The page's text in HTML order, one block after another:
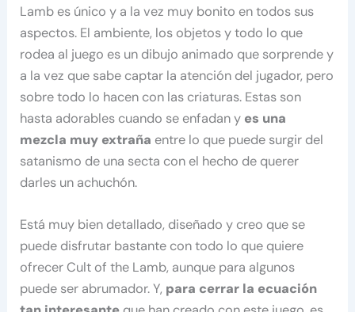
Lamb es único y a la vez muy bonito en todos sus
aspectos. El ambiente, los objetos y todo lo que
rodea al juego es un dibujo animado que sorprende y
a la vez que sabe captar la atención del jugador, pero
sobre todo lo hacen con las criaturas. Estas son
hasta adorables cuando se enfadan y es una
mezcla muy extraña entre lo que puede surgir del
satanismo de una secta con el hecho de querer
darles un achuchón.
Está muy bien detallado, diseñado y creo que se
puede disfrutar bastante con todo lo que quiere
ofrecer Cult of the Lamb, aunque para algunos
puede ser abrumador. Y, para cerrar la ecuación